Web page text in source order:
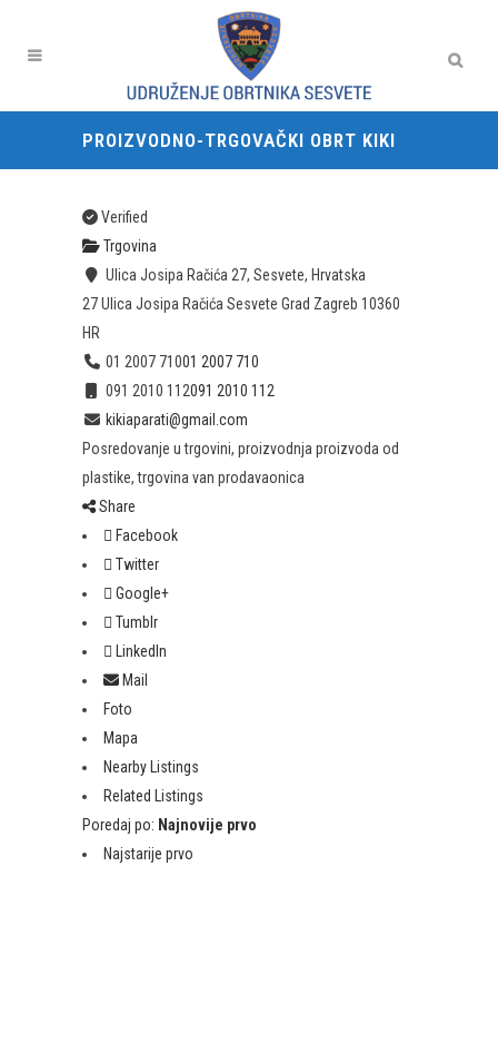
PROIZVODNO-TRGOVAČKI OBRT KIKI
Verified
Trgovina
Ulica Josipa Račića 27, Sesvete, Hrvatska
27 Ulica Josipa Račića Sesvete Grad Zagreb 10360
HR
01 2007 71001 2007 710
091 2010 112091 2010 112
kikiaparati@gmail.com
Posredovanje u trgovini, proizvodnja proizvoda od
plastike, trgovina van prodavaonica
Share
Facebook
Twitter
Google+
Tumblr
LinkedIn
Mail
Foto
Mapa
Nearby Listings
Related Listings
Poredaj po: Najnovije prvo
Najstarije prvo